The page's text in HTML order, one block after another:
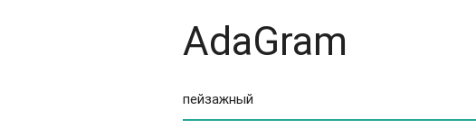
AdaGram